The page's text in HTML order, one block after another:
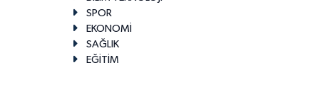
SPOR
EKONOMİ
SAĞLIK
EĞİTİM